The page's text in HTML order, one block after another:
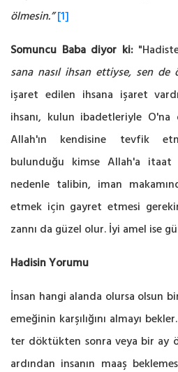
ölmesin.” [1]
Somuncu Baba diyor ki:
sana nasıl ihsan ettiyse, sen de
işaret edilen ihsana işaret
ihsanı, kulun ibadetleriyle O'na
Allah'ın kendisine tevfik
bulunduğu kimse Allah'a
nedenle talibin, iman
etmek için gayret etmesi
zannı da güzel olur. İyi amel ise
Hadisin Yorumu
İnsan hangi alanda olursa olsun
emeğinin karşılığını almayı
ter döktükten sonra veya bir ay
ardından insanın maaş